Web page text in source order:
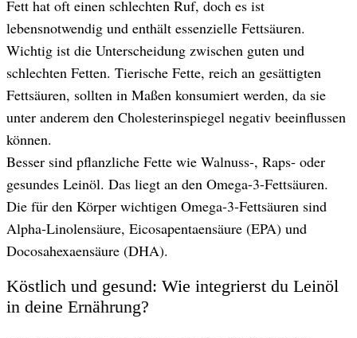
Fett hat oft einen schlechten Ruf, doch es ist
lebensnotwendig und enthält essenzielle Fettsäuren.
Wichtig ist die Unterscheidung zwischen guten und
schlechten Fetten. Tierische Fette, reich an gesättigten
Fettsäuren, sollten in Maßen konsumiert werden, da sie
unter anderem den Cholesterinspiegel negativ beeinflussen
können.
Besser sind pflanzliche Fette wie Walnuss-, Raps- oder
gesundes Leinöl. Das liegt an den Omega-3-Fettsäuren.
Die für den Körper wichtigen Omega-3-Fettsäuren sind
Alpha-Linolensäure, Eicosapentaensäure (EPA) und
Docosahexaensäure (DHA).
Köstlich und gesund: Wie integrierst du Leinöl
in deine Ernährung?